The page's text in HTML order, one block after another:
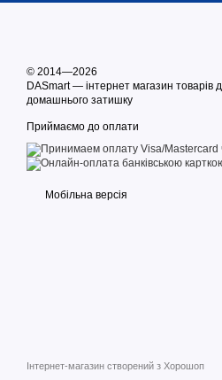
© 2014—2026
DASmart — інтернет магазин товарів
домашнього затишку
Приймаємо до оплати
Мобільна версія
Інтернет-магазин створений з Хорошоп